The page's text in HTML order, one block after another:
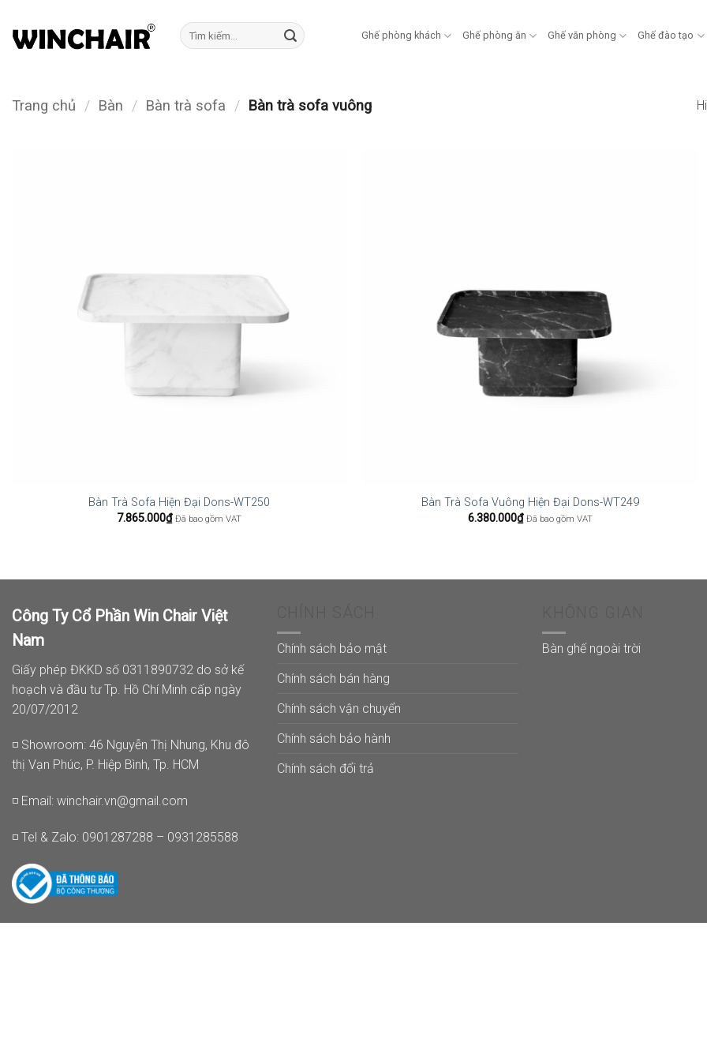
qua
Tìm
kiếm:
Ghế phòng khách Ghế phòng ăn Ghế văn phòng Ghế đào tạo
Trang chủ / Bàn / Bàn trà sofa / Bàn trà sofa vuông
Bàn Trà Sofa Hiện Đại Dons-WT250
7.865.000₫ Đã bao gồm VAT
Bàn Trà Sofa Vuông Hiện Đại Dons-WT249
6.380.000₫ Đã bao gồm VAT
Công Ty Cổ Phần Win Chair Việt
Nam
Giấy phép ĐKKD số 0311890732 do sở kế
hoạch và đầu tư Tp. Hồ Chí Minh cấp ngày
20/07/2012
◽ Showroom: 46 Nguyễn Thị Nhung, Khu đô
thị Vạn Phúc, P. Hiệp Bình, Tp. HCM
◽ Email: winchair.vn@gmail.com
◽ Tel & Zalo: 0901287288 – 0931285588
Chính sách bảo mật
Chính sách bán hàng
Chính sách vận chuyển
Chính sách bảo hành
Chính sách đổi trả
Bàn ghế ngoài trời